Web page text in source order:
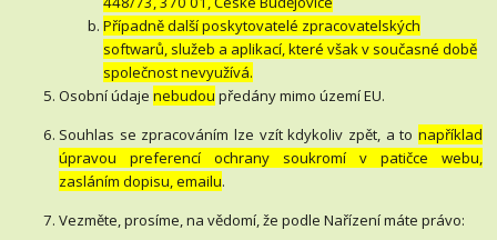
Případně další poskytovatelé zpracovatelských
softwarů, služeb a aplikací, které však v současné době
společnost nevyužívá.
Osobní údajenebudou předány mimo území EU.
Souhlas se zpracováním lze vzít kdykoliv zpět, a to například
úpravou preferencí ochrany soukromí v patičce webu,
zasláním dopisu, emailu.
Vezměte, prosíme, na vědomí, že podle Nařízení máte právo: